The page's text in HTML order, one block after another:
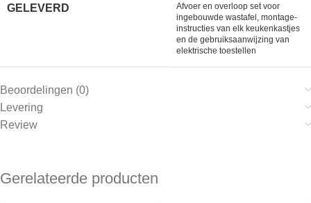
GELEVERD
Afvoer en overloop set voor
ingebouwde wastafel, montage-
instructies van elk keukenkastjes
en de gebruiksaanwijzing van
elektrische toestellen
Beoordelingen (0)
Levering
Review
Gerelateerde producten